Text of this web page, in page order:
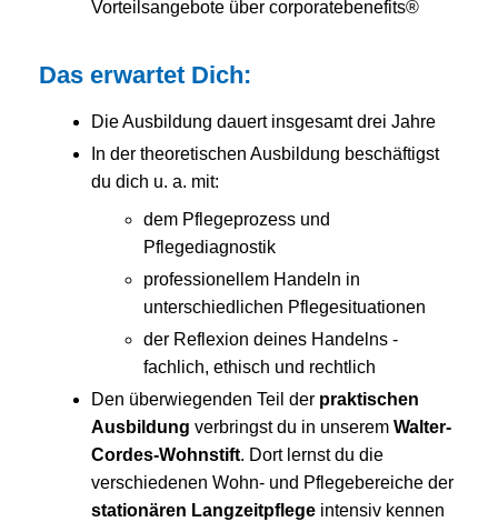
Vorteilsangebote über corporatebenefits®
Das erwartet Dich:
Die Ausbildung dauert insgesamt drei Jahre
In der theoretischen Ausbildung beschäftigst
du dich u. a. mit:
dem Pflegeprozess und
Pflegediagnostik
professionellem Handeln in
unterschiedlichen Pflegesituationen
der Reflexion deines Handelns -
fachlich, ethisch und rechtlich
Den überwiegenden Teil der praktischen
Ausbildung verbringst du in unserem Walter-
Cordes-Wohnstift. Dort lernst du die
verschiedenen Wohn- und Pflegebereiche der
stationären Langzeitpflege intensiv kennen